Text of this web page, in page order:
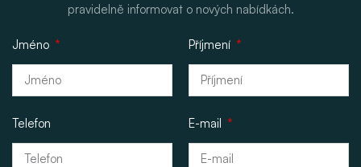
pravidelně informovat o nových nabídkách.
Jméno Příjmení
Telefon E-mail